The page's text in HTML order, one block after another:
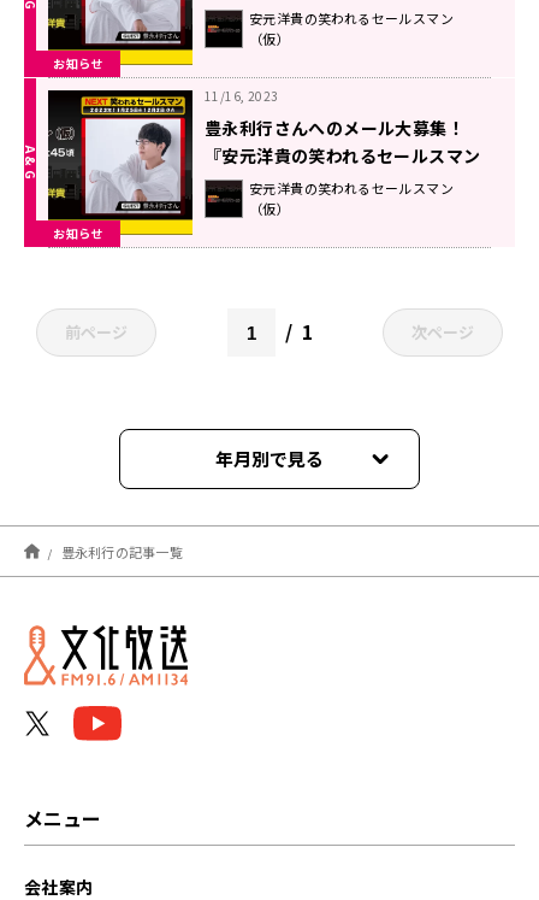
お知らせ
れるセールスマン（仮）』
安元洋貴の笑われるセールスマン
（仮）
お知らせ
11/16, 2023
豊永利行さんへのメール大募集！
『安元洋貴の笑われるセールスマン
（仮）』安元洋貴の笑われるセールスマン
（仮）
前ページ 1 次ページ
年月別で見る
2025年08月
2025年02月
2025年01月
豊永利行の記事一覧
メニュー
会社案内